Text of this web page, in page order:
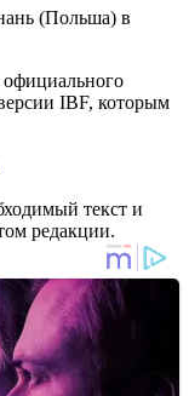
(Польша) в
официального
IBF, которым
текст и
редакции.